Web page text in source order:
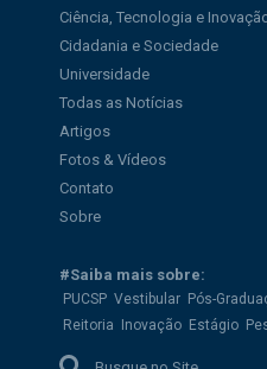
Ciência, Tecnologia e
Cidadania e Sociedade
Universidade
Todas as Notícias
Artigos
Fotos & Vídeos
Contato
Sobre
#Saiba mais sobre:
PUCSP Vestibular Pós-
Reitoria
Inovação Estágio